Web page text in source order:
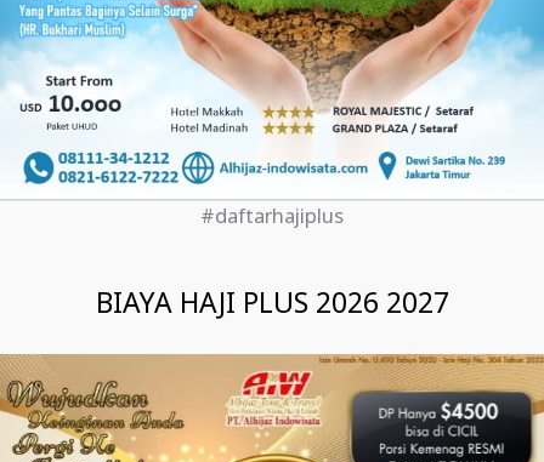
#daftarhajiplus
BIAYA HAJI PLUS 2026 2027